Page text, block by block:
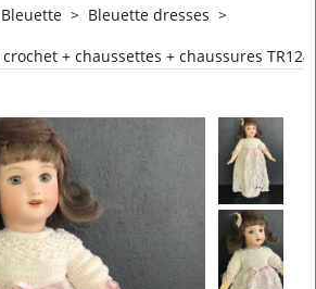
Bleuette > Bleuette dresses >
+ chaussettes + chaussures TR124